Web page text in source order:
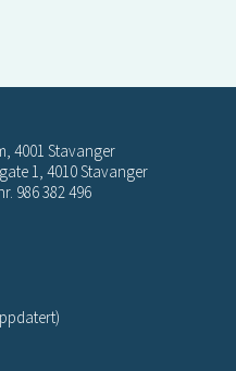
4001 Stavanger
1, 4010 Stavanger
986 382 496